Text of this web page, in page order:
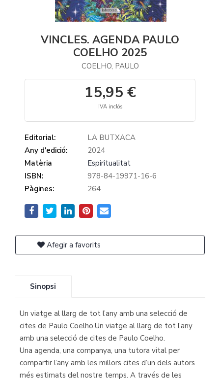
VINCLES. AGENDA PAULO
COELHO 2025
COELHO, PAULO
15,95 €
IVA inclós
Editorial:
LA BUTXACA
Any d'edició:
2024
Matèria
Espiritualitat
ISBN:
978-84-19971-16-6
Pàgines:
264
Afegir a favorits
Sinopsi
Un viatge al llarg de tot l’any amb una selecció de
cites de Paulo Coelho.Un viatge al llarg de tot l’any
amb una selecció de cites de Paulo Coelho.
Una agenda, una companya, una tutora vital per
compartir l’any amb les millors cites d’un dels autors
més estimats del nostre temps. A través de les